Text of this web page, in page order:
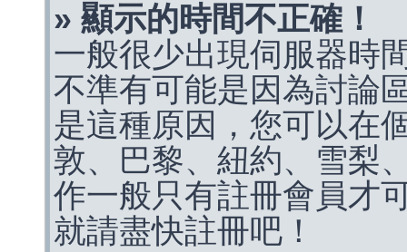
» 顯示的時間不正確！
一般很少出現伺服器時
不準有可能是因為討論
是這種原因，您可以在
敦、巴黎、紐約、雪梨
作一般只有註冊會員才
就請盡快註冊吧！